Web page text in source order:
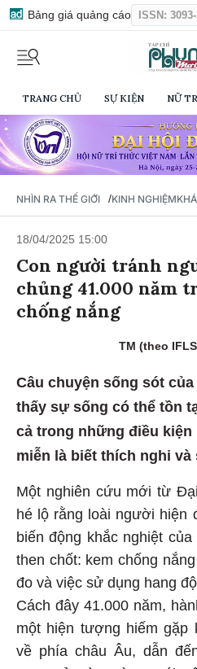
Bảng giá quảng cáo ISSN:
TRANG CHỦ SỰ KIỆN NỮ
NHÌN RA THẾ GIỚI /KINH NGHIỆM
18/04/2025 15:00
Con người tránh
chủng 41.000 năm
chống nắng
TM (theo
Câu chuyện sống sót
thấy sự sống có thể tồn
cả trong những điều kiện
miễn là biết thích nghi và
Một nghiên cứu mới từ
hé lộ rằng loài người hiện
biến động khắc nghiệt
then chốt: kem chống
đo và việc sử dụng hang
Cách đây 41.000 năm,
một hiện tượng hiếm gặp
về phía châu Âu, dẫn